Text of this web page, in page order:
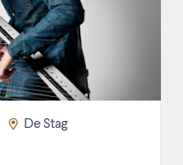
De Stag